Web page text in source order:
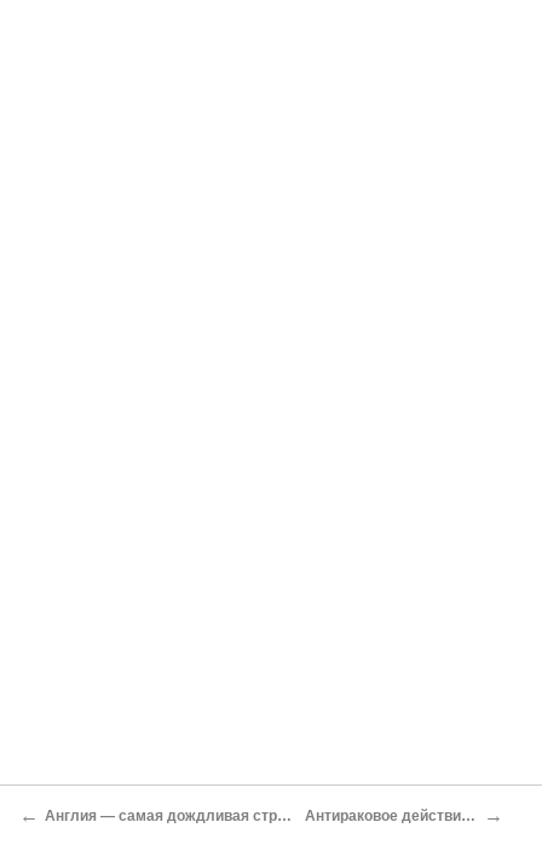
← Англия — самая дождливая страна в мире Антираковое действие грибов →